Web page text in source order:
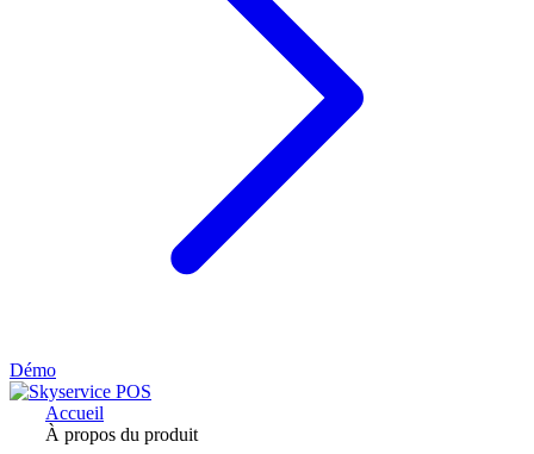
Démo
Accueil
À propos du produit